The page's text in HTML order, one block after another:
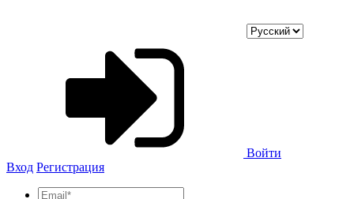
Войти
Вход Регистрация